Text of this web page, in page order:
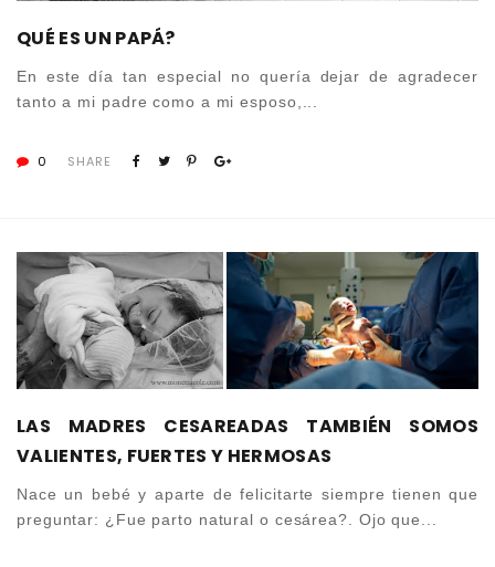
QUÉ ES UN PAPÁ?
En este día tan especial no quería dejar de agradecer
tanto a mi padre como a mi esposo,...
0 SHARE
LAS MADRES CESAREADAS TAMBIÉN SOMOS
VALIENTES, FUERTES Y HERMOSAS
Nace un bebé y aparte de felicitarte siempre tienen que
preguntar: ¿Fue parto natural o cesárea?. Ojo que...